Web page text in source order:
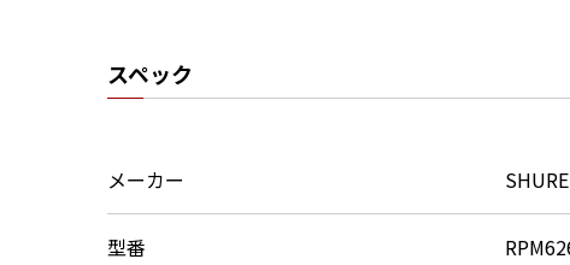
スペック
メーカー SHURE
型番